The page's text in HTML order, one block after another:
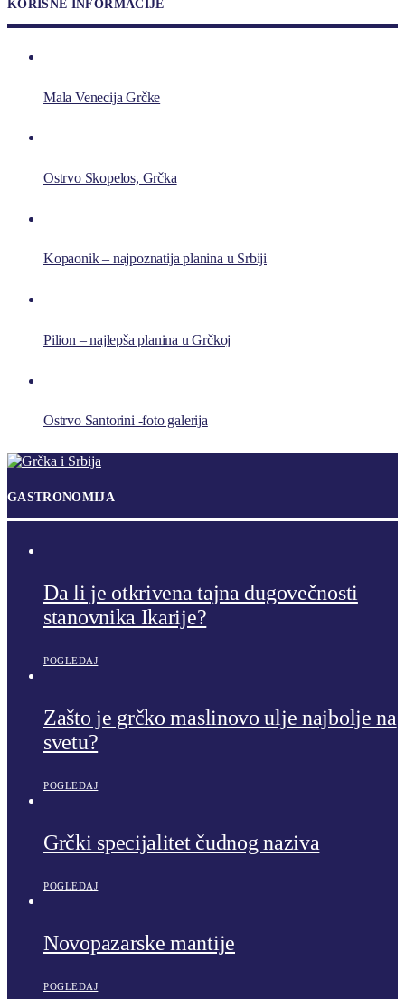
KORISNE INFORMACIJE
Mala Venecija Grčke
Ostrvo Skopelos, Grčka
Kopaonik – najpoznatija planina u Srbiji
Pilion – najlepša planina u Grčkoj
Ostrvo Santorini -foto galerija
GASTRONOMIJA
Da li je otkrivena tajna dugovečnosti
stanovnika Ikarije?
POGLEDAJ
Zašto je grčko maslinovo ulje najbolje na
svetu?
POGLEDAJ
Grčki specijalitet čudnog naziva
POGLEDAJ
Novopazarske mantije
POGLEDAJ